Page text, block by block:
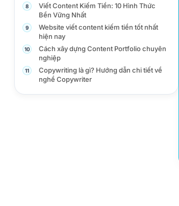
8
Viết Content Kiếm Tiền: 10 Hình Thức
Bền Vững Nhất
9
Website viết content kiếm tiền tốt nhất
hiện nay
10
Cách xây dựng Content Portfolio chuyên
nghiệp
11
Copywriting là gì? Hướng dẫn chi tiết về
nghề Copywriter